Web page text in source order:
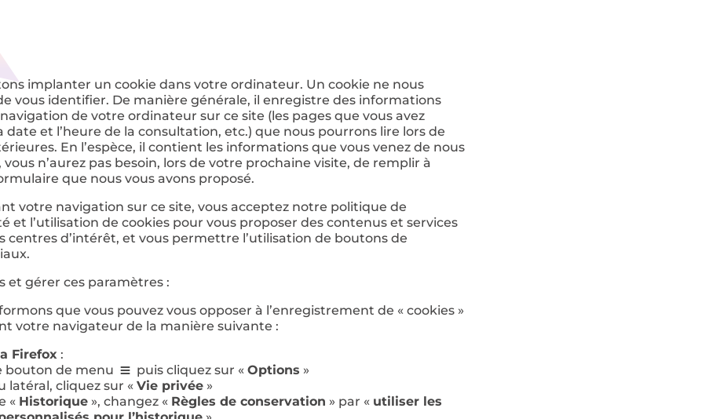
implanter un cookie dans votre ordinateur. Un cookie ne nous
vous identifier. De manière générale, il enregistre des informations
de votre ordinateur sur ce site (les pages que vous avez
date et l’heure de la consultation, etc.) que nous pourrons lire lors de
En l’espèce, il contient les informations que vous venez de nous
n’aurez pas besoin, lors de votre prochaine visite, de remplir à
que nous vous avons proposé.
votre navigation sur ce site, vous acceptez notre politique de
et l’utilisation de cookies pour vous proposer des contenus et services
centres d’intérêt, et vous permettre l’utilisation de boutons de
et gérer ces paramètres :
que vous pouvez vous opposer à l’enregistrement de « cookies »
votre navigateur de la manière suivante :
Firefox :
bouton de menu
puis cliquez sur « Options »
latéral, cliquez sur « Vie privée »
« Historique », changez « Règles de conservation » par « utiliser les